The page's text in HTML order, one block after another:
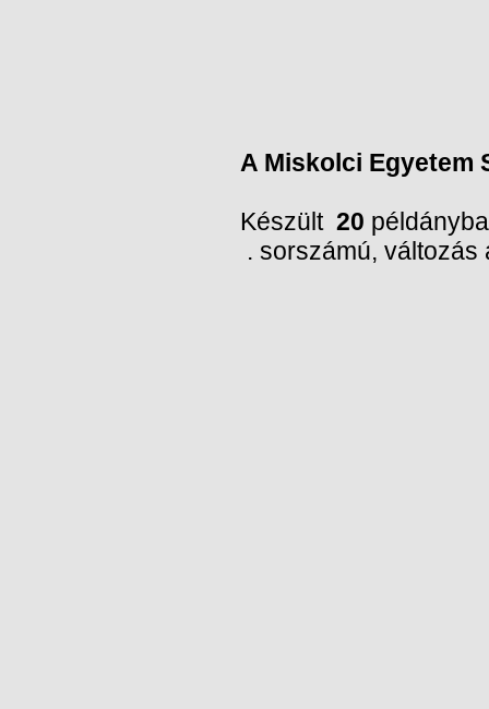
A Miskolci Egyetem
Készült 20
. sorszámú, változás